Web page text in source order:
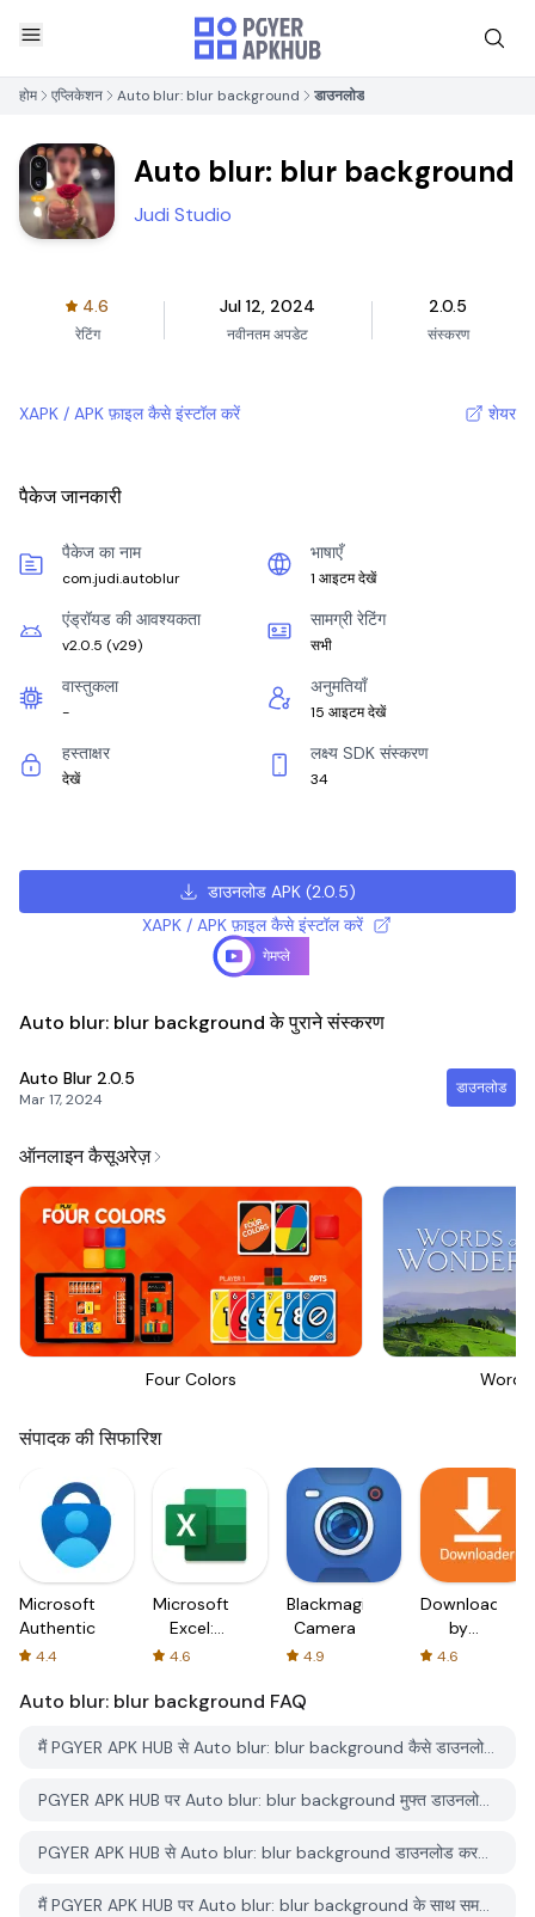
होम एप्लिकेशन Auto blur: blur background डाउनलोड
Auto blur: blur background
Judi Studio
4.6
रेटिंग
Jul 12, 2024
नवीनतम अपडेट
2.0.5
संस्करण
XAPK / APK फ़ाइल कैसे इंस्टॉल करें शेयर
पैकेज जानकारी
पैकेज का नाम
com.judi.autoblur
भाषाएँ
1 आइटम देखें
एंड्रॉयड की आवश्यकता
v2.0.5 (v29)
सामग्री रेटिंग
सभी
वास्तुकला
-
अनुमतियाँ
15 आइटम देखें
हस्ताक्षर
देखें
लक्ष्य SDK संस्करण
34
डाउनलोड APK(2.0.5)
XAPK / APK फ़ाइल कैसे इंस्टॉल करें
गेमप्ले
Auto blur: blur background के पुराने संस्करण
Auto Blur 2.0.5
Mar 17, 2024
डाउनलोड
ऑनलाइन कैसूअरेज़
Four Colors
संपादक की सिफारिश
Microsoft
Authenticator
4.4
Microsoft
Excel:
Spreadsheets
4.6
Blackmagic
Camera
4.9
Downloader
by
AFTVnews
4.6
Auto blur: blur background FAQ
मैं PGYER APK HUB से Auto blur: blur background कैसे डाउनलोड करूं?
PGYER APK HUB पर Auto blur: blur background मुफ्त डाउनलोड करने के लिए है?
PGYER APK HUB से Auto blur: blur background डाउनलोड करने के लिए मुझे एक खाता चाहिए?
मैं PGYER APK HUB पर Auto blur: blur background के साथ समस्या कैसे रिपोर्ट कर सकता हूँ?